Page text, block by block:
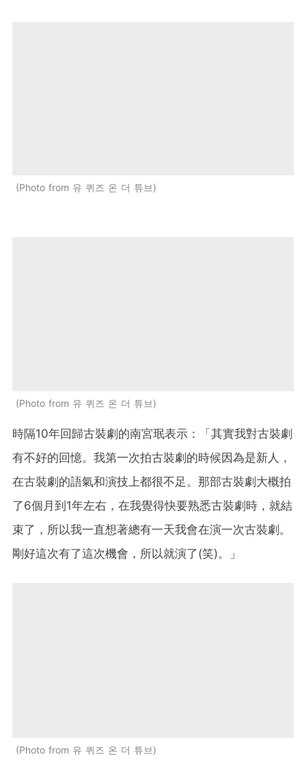
Photo from 유 퀴즈 온 더 튜브
Photo from 유 퀴즈 온 더 튜브
時隔10年回歸古裝劇的南宮珉表示：「其實我對古裝劇
有不好的回憶。我第一次拍古裝劇的時候因為是新人，
在古裝劇的語氣和演技上都很不足。那部古裝劇大概拍
了6個月到1年左右，在我覺得快要熟悉古裝劇時，就結
束了，所以我一直想著總有一天我會在演一次古裝劇。
剛好這次有了這次機會，所以就演了(笑)。」
Photo from 유 퀴즈 온 더 튜브